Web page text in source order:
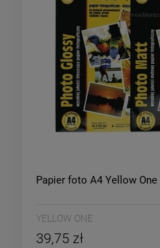
Papier foto A4 Yellow
YELLOW ONE
39,75 zł